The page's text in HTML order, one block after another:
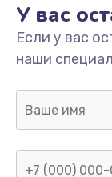
У вас
Если у вас
наши